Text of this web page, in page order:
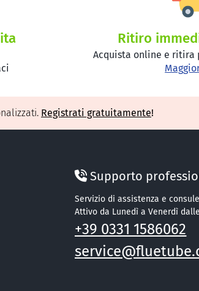
Ritiro
Acquista online e ritira
Registrati gratuitamente!
Supporto
Servizio di assistenza e
Attivo da Lunedì a Venerdì
+39 0331 1586062